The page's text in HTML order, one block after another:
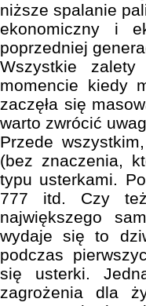
niższe spalanie
ekonomiczny i
poprzedniej
Wszystkie
momencie kiedy
zaczęła się
warto zwrócić
Przede
(bez znaczenia,
typu usterkami.
777 itd. Czy
największego
wydaje się to
podczas
się usterki.
zagrożenia dla